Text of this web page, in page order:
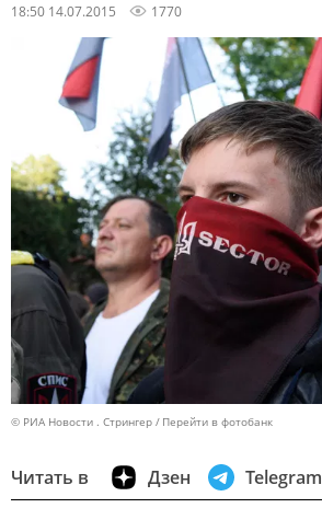
18:50 14.07.2015 1770
© РИА Новости . Стрингер Перейти в фотобанк
Читать в Дзен Telegram